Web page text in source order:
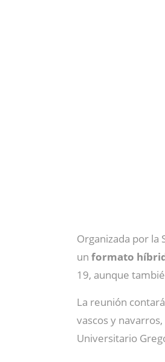
Organizada por la
un formato
19, aunque
La reunión
vascos y
Universitario